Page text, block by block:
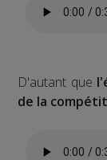
D'autant que
de la